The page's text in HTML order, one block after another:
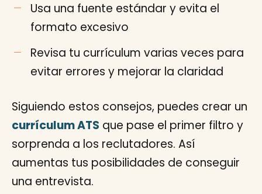
Usa una fuente estándar y evita el
formato excesivo
Revisa tu currículum varias veces para
evitar errores y mejorar la claridad
Siguiendo estos consejos, puedes crear un
currículum ATS que pase el primer filtro y
sorprenda a los reclutadores. Así
aumentas tus posibilidades de conseguir
una entrevista.